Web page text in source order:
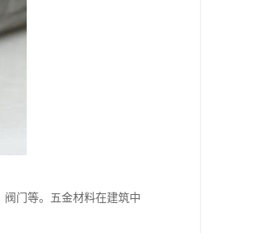
门等。五金材料在建筑中